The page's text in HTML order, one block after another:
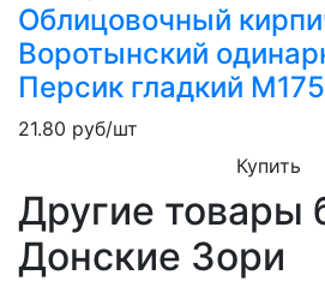
Облицовочный
Воротынский
Персик гладкий М175
21.80 руб/шт
Купить
Другие товары
Донские Зори